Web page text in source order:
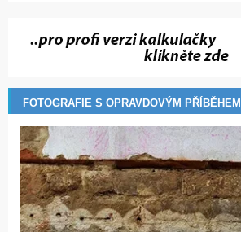
FOTOGRAFIE S OPRAVDOVÝM PŘÍBĚHEM